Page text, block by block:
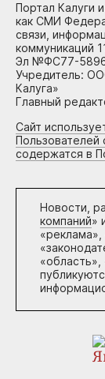
Портал Калуги
как СМИ
связи,
коммуникаций
Эл №ФС77-
Учредитель:
Калуга»
Главный
Сайт
Пользователей
содержатся в
Новости,
компаний»
«реклама»,
«область»,